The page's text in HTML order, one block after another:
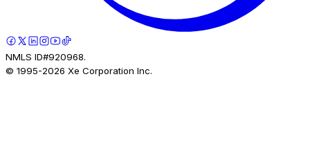
NMLS ID#920968.
© 1995-2026 Xe Corporation Inc.